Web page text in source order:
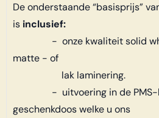
De onderstaande “basisprijs”
is inclusief:
- onze kwaliteit solid
matte - of
lak laminering.
- uitvoering in de PMS-
geschenkdoos welke u ons